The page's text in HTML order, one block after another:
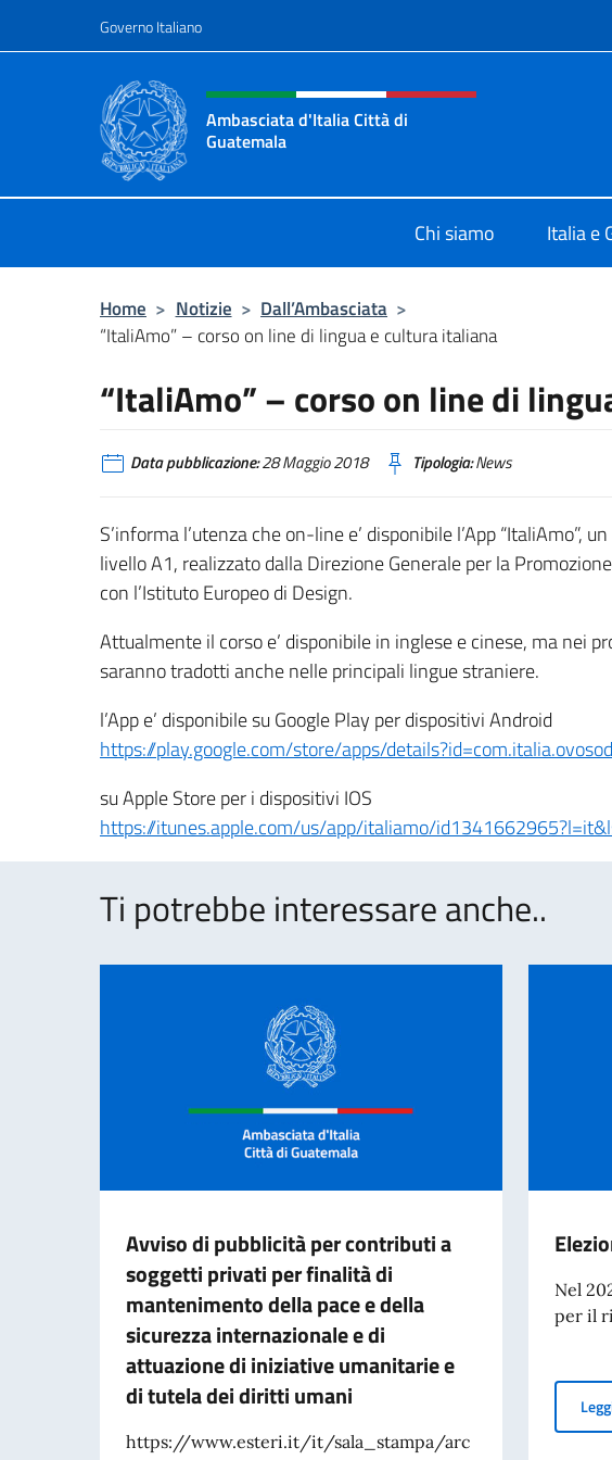
Governo Italiano
Intestazione sito, social e menù
Ambasciata d'Italia Città di
Guatemala
Chi siamo Italia e
Home > Notizie > Dall’Ambasciata >
“ItaliAmo” – corso on line di lingua e cultura italiana
“ItaliAmo” – corso on line di
Data pubblicazione:28 Maggio 2018 Tipologia:News
S’informa l’utenza che on-line e’ disponibile l’App “ItaliAmo”,
livello A1, realizzato dalla Direzione Generale per la
con l’Istituto Europeo di Design.
Attualmente il corso e’ disponibile in inglese e cinese, ma nei
saranno tradotti anche nelle principali lingue straniere.
l’App e’ disponibile su Google Play per dispositivi Android
https://play.google.com/store/apps/
su Apple Store per i dispositivi IOS
https://itunes.apple.com/us/app/italiamo/
Ti potrebbe interessare anche..
Avviso di pubblicità per contributi a
soggetti privati per finalità di
mantenimento della pace e della
sicurezza internazionale e di
attuazione di iniziative umanitarie e
di tutela dei diritti umani
https://www.esteri.it/it/sala_stampa/arc
Nel
per il